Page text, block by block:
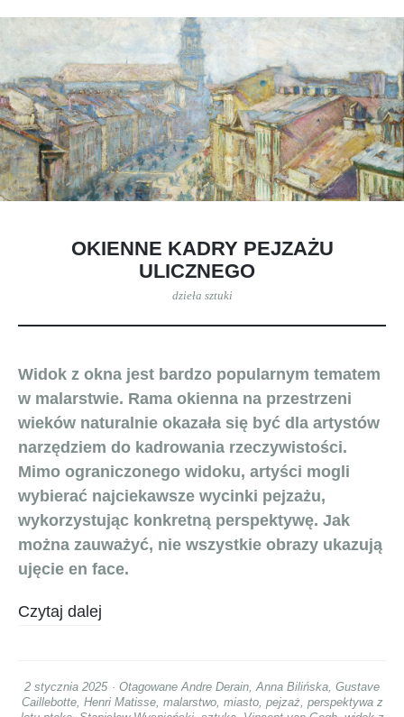
OKIENNE KADRY PEJZAŻU
ULICZNEGO
dzieła sztuki
Widok z okna jest bardzo popularnym tematem
w malarstwie. Rama okienna na przestrzeni
wieków naturalnie okazała się być dla artystów
narzędziem do kadrowania rzeczywistości.
Mimo ograniczonego widoku, artyści mogli
wybierać najciekawsze wycinki pejzażu,
wykorzystując konkretną perspektywę. Jak
można zauważyć, nie wszystkie obrazy ukazują
ujęcie en face.
Czytaj dalej
2 stycznia 2025 Otagowane Andre Derain Anna Bilińska Gustave
Caillebotte, Henri Matisse, malarstwo, miasto, pejzaż, perspektywa z